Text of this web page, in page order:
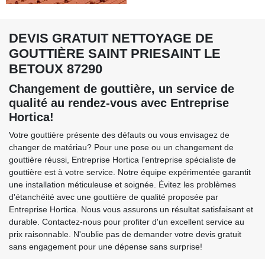
DEVIS GRATUIT NETTOYAGE DE
GOUTTIÈRE SAINT PRIESAINT LE
BETOUX 87290
Changement de gouttière, un service de
qualité au rendez-vous avec Entreprise
Hortica!
Votre gouttière présente des défauts ou vous envisagez de
changer de matériau? Pour une pose ou un changement de
gouttière réussi, Entreprise Hortica l'entreprise spécialiste de
gouttière est à votre service. Notre équipe expérimentée garantit
une installation méticuleuse et soignée. Évitez les problèmes
d'étanchéité avec une gouttière de qualité proposée par
Entreprise Hortica. Nous vous assurons un résultat satisfaisant et
durable. Contactez-nous pour profiter d'un excellent service au
prix raisonnable. N'oublie pas de demander votre devis gratuit
sans engagement pour une dépense sans surprise!